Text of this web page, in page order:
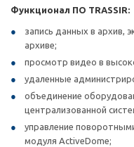
Функционал ПО TRASSIR:
запись данных в архив,
архиве;
просмотр видео в
удаленные
объединение
централизованной
управление
модуля ActiveDome;